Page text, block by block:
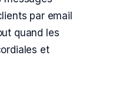
par email
quand les
et